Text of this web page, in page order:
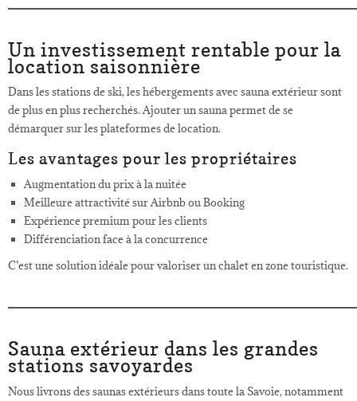
Un investissement rentable pour la
location saisonnière
Dans les stations de ski, les hébergements avec sauna extérieur sont
de plus en plus recherchés. Ajouter un sauna permet de se
démarquer sur les plateformes de location.
Les avantages pour les propriétaires
Augmentation du prix à la nuitée
Meilleure attractivité sur Airbnb ou Booking
Expérience premium pour les clients
Différenciation face à la concurrence
C’est une solution idéale pour valoriser un chalet en zone touristique.
Sauna extérieur dans les grandes
stations savoyardes
Nous livrons des saunas extérieurs dans toute la Savoie, notamment